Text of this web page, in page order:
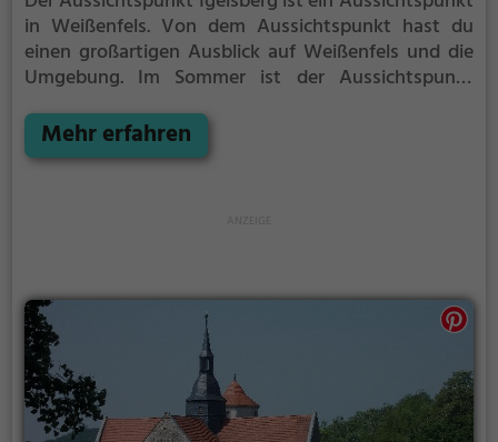
in Weißenfels. Von dem Aussichtspunkt hast du
einen großartigen Ausblick auf Weißenfels und die
Umgebung. Im Sommer ist der Aussichtspunkt
Familienausflüge, Wanderungen oder zum
Picknicken und lockt an warmen und sonnigen
Mehr erfahren